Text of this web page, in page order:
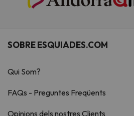
SOBRE ESQUIADES.COM
Qui Som?
FAQs - Preguntes Freqüents
Opinions dels nostres Clients